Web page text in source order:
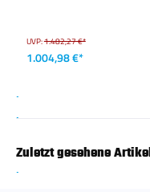
UVP:1.482,27 €*
1.004,98 €*
Zuletzt gesehene Artikel